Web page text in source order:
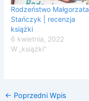
Rodzeństwo Małgorzata
Stańczyk | recenzja
książki
6 kwietnia, 2022
W „książki"
← Poprzedni Wpis